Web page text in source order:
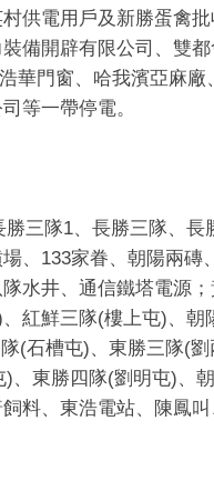
供電用戶及新勝蛋禽
備開辟有限公司、雙
華門窗、哈我濱亞麻
等一帶停電。
三隊1、長勝三隊、長
、133家眷、朝陽兩磚
水井、通信鐵塔電源；
紅鮮三隊(樓上屯)、朝
(石槽屯)、東勝三隊(
東勝四隊(劉明屯)、
料、東浩電站、陳鳳